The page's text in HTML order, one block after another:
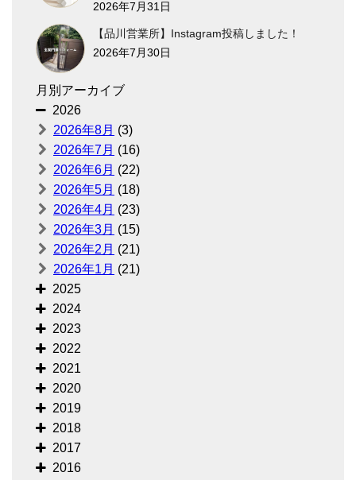
2026年7月31日
【品川営業所】Instagram投稿しました！
2026年7月30日
月別アーカイブ
2026
2026年8月 (3)
2026年7月 (16)
2026年6月 (22)
2026年5月 (18)
2026年4月 (23)
2026年3月 (15)
2026年2月 (21)
2026年1月 (21)
2025
2024
2023
2022
2021
2020
2019
2018
2017
2016